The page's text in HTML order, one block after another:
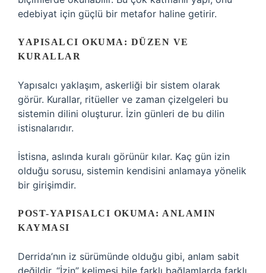
edebiyat için güçlü bir metafor haline getirir.
YAPISALCI OKUMA: DÜZEN VE
KURALLAR
Yapısalcı yaklaşım, askerliği bir sistem olarak
görür. Kurallar, ritüeller ve zaman çizelgeleri bu
sistemin dilini oluşturur. İzin günleri de bu dilin
istisnalarıdır.
İstisna, aslında kuralı görünür kılar. Kaç gün izin
olduğu sorusu, sistemin kendisini anlamaya yönelik
bir girişimdir.
POST-YAPISALCI OKUMA: ANLAMIN
KAYMASI
Derrida’nın iz sürümünde olduğu gibi, anlam sabit
değildir. “İzin” kelimesi bile farklı bağlamlarda farklı